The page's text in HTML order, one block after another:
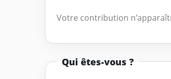
Votre contribution
Qui êtes-vous ?